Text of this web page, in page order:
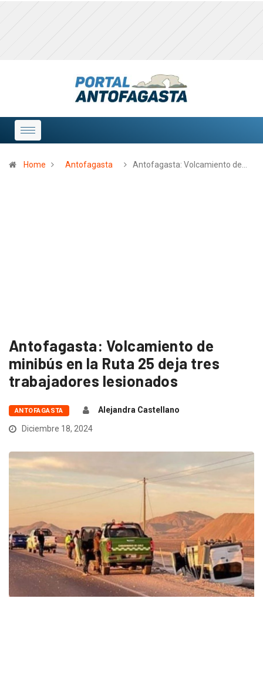
Home Antofagasta Antofagasta: Volcamiento de…
Antofagasta: Volcamiento de
minibús en la Ruta 25 deja tres
trabajadores lesionados
ANTOFAGASTA
Alejandra Castellano
Diciembre 18, 2024